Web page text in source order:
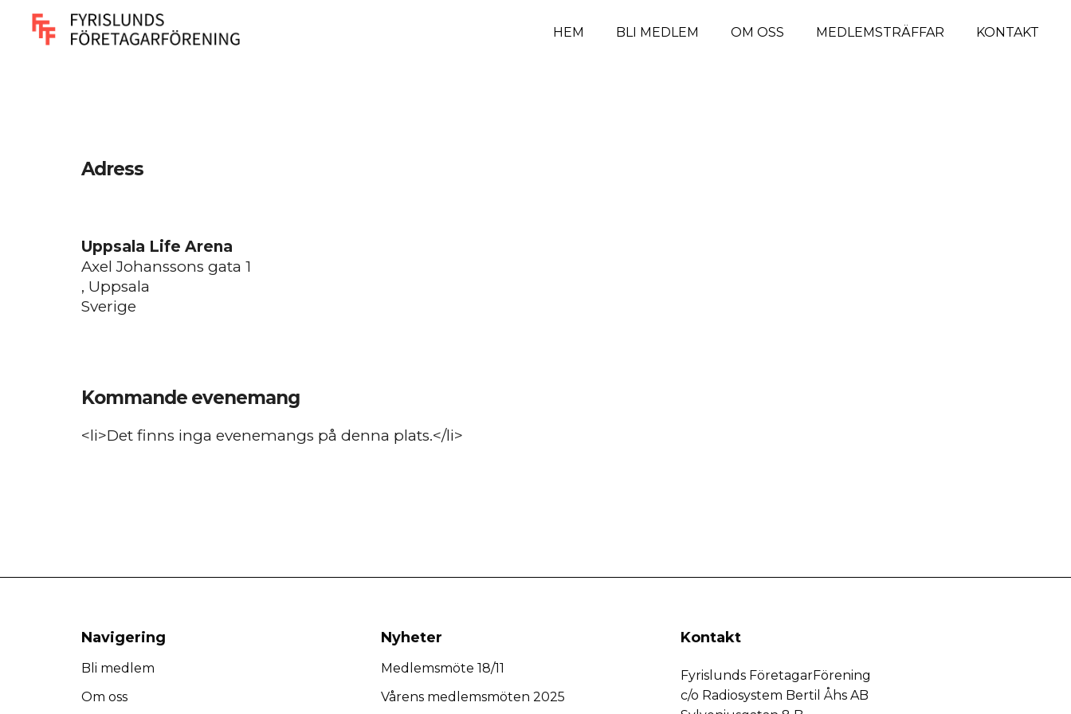
HEM BLI MEDLEM OM OSS MEDLEMSTRÄFFAR KONTAKT
Adress
Uppsala Life Arena
Axel Johanssons gata 1
, Uppsala
Sverige
Kommande evenemang
<li>Det finns inga evenemangs på denna plats.</li>
Navigering
Bli medlem
Om oss
Nyheter
Medlemsmöte 18/11
Vårens medlemsmöten 2025
Kontakt
Fyrislunds FöretagarFörening
c/o Radiosystem Bertil Åhs AB